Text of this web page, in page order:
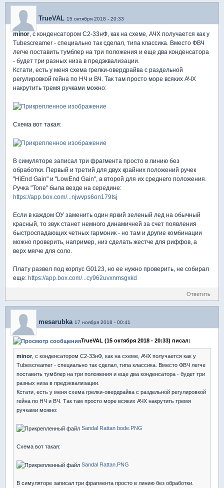
TrueVAL 15 октября 2018 - 20:33
minor, с конденсатором С2-33нФ, как на схеме, АЧХ получается как у
Tubescreamer - специально так сделал, типа классика. Вместо ФВЧ
легче поставить тумблер на три положения и еще два конденсатора
- будет три разных низа в предэквализации.
Кстати, есть у меня схема грелки-овердрайва с раздельной
регулировкой гейна по НЧ и ВЧ. Так там просто море всяких АЧХ
накрутить тремя ручками можно:
Схема вот такая:
В симуляторе записал три фрагмента просто в линию без
обработки. Первый и третий для двух крайних положений ручек
"HiEnd Gain" и "LowEnd Gain", а второй для их среднего положения.
Ручка "Tone" была везде на середине:
https://app.box.com/...njwvps6on179tsj
Если в каждом ОУ заменить один яркий зеленый лед на обычный
красный, то звук станет немного динамичней за счет появления
быстроспадающих четных гармоник - но там и другие комбинации
можно проверить, например, низ сделать жестче для риффов, а
верх мягче для соло.
Плату развел под корпус G0123, но ее нужно проверить, не собирал
еще: https://app.box.com/...cy962uvxnmsgxkd
Ответить
mesarubka 17 ноября 2018 - 00:41
TrueVAL (15 октября 2018 - 20:33) писал:
minor, с конденсатором С2-33нФ, как на схеме, АЧХ получается как у
Tubescreamer - специально так сделал, типа классика. Вместо ФВЧ легче
поставить тумблер на три положения и еще два конденсатора - будет три
разных низа в предэквализации.
Кстати, есть у меня схема грелки-овердрайва с раздельной регулировкой
гейна по НЧ и ВЧ. Так там просто море всяких АЧХ накрутить тремя
ручками можно:
Sandal Rattan bode.PNG
Схема вот такая:
Sandal Rattan.PNG
В симуляторе записал три фрагмента просто в линию без обработки.